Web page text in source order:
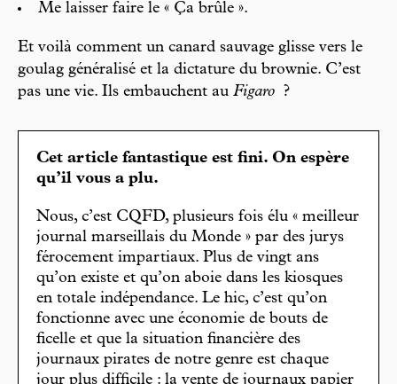
Me laisser faire le « Ça brûle ».
Et voilà comment un canard sauvage glisse vers le
goulag généralisé et la dictature du brownie. C’est
pas une vie. Ils embauchent au Figaro ?
Cet article fantastique est fini. On espère
qu’il vous a plu.
Nous, c’est CQFD, plusieurs fois élu « meilleur
journal marseillais du Monde » par des jurys
férocement impartiaux. Plus de vingt ans
qu’on existe et qu’on aboie dans les kiosques
en totale indépendance. Le hic, c’est qu’on
fonctionne avec une économie de bouts de
ficelle et que la situation financière des
journaux pirates de notre genre est chaque
jour plus difficile : la vente de journaux papier